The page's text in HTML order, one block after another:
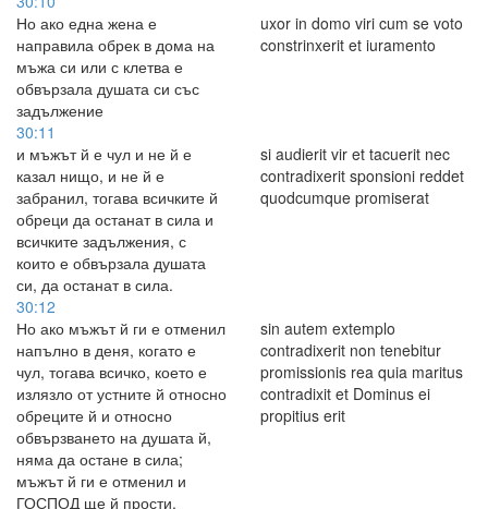
Но ако една жена е
направила обрек в дома на
мъжа си или с клетва е
обвързала душата си със
задължение
uxor in domo viri cum se voto
constrinxerit et iuramento
30:11
и мъжът й е чул и не й е
казал нищо, и не й е
забранил, тогава всичките й
обреци да останат в сила и
всичките задължения, с
които е обвързала душата
си, да останат в сила.
si audierit vir et tacuerit nec
contradixerit sponsioni reddet
quodcumque promiserat
30:12
Но ако мъжът й ги е отменил
напълно в деня, когато е
чул, тогава всичко, което е
излязло от устните й относно
обреците й и относно
обвързването на душата й,
няма да остане в сила;
мъжът й ги е отменил и
ГОСПОД ще й прости.
sin autem extemplo
contradixerit non tenebitur
promissionis rea quia maritus
contradixit et Dominus ei
propitius erit